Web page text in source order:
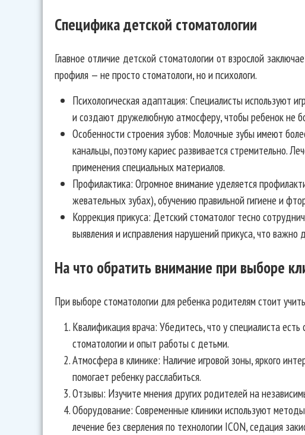
Специфика детской стоматологии
Главное отличие детской стоматологии от взрослой
профиля — не просто стоматологи, но и психологи.
Психологическая адаптация: Специалисты используют
и создают дружелюбную атмосферу, чтобы ребенок не
Особенности строения зубов: Молочные зубы имеют
канальцы, поэтому кариес развивается стремительно.
применения специальных материалов.
Профилактика: Огромное внимание уделяется
жевательных зубах), обучению правильной гигиене и
Коррекция прикуса: Детский стоматолог тесно
выявления и исправления нарушений прикуса, что важно
На что обратить внимание при выборе
При выборе стоматологии для ребенка родителям стоит
Квалификация врача: Убедитесь, что у специалиста
стоматологии и опыт работы с детьми.
Атмосфера в клинике: Наличие игровой зоны, яркого
помогает ребенку расслабиться.
Отзывы: Изучите мнения других родителей на
Оборудование: Современные клиники используют
лечение без сверления по технологии ICON, седация